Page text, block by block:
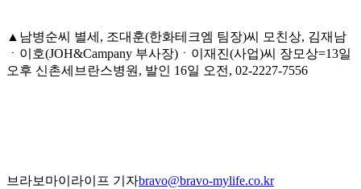
▲남병순씨 별세, 조대훈(한화테크엠 팀장)씨 모친상, 김재남
ㆍ이호(JOH&Campany 부사장)ㆍ이재진(사업)씨 장모상=13일
오후 신촌세브란스병원, 발인 16일 오전, 02-2227-7556
브라보마이라이프 기자bravo@bravo-mylife.co.kr